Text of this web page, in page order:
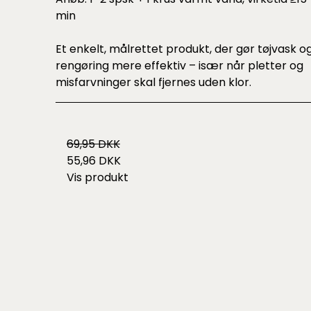
min
Et enkelt, målrettet produkt, der gør tøjvask
rengøring mere effektiv – især når pletter og
misfarvninger skal fjernes uden klor.
69,95 DKK
55,96 DKK
Vis produkt